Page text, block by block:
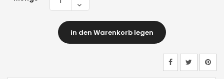
in den Warenkorb legen